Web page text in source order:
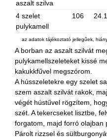
aszalt szilva
4 szelet
pulykamell
106 24.1
az adatok tájékoztató jellegűek,
A borban az aszalt szilvát
pulykamellszeleteket kissé
kakukkfűvel megszórom.
A hússzeletekre egy szelet
szem aszalt szilvát rakok,
végét hústűvel rögzítem,
szét. A tekercseket lisztbe,
forgatom, majd forró olajban
Párolt rizzsel és